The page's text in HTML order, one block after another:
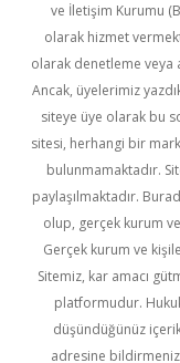
ve İletişim Kurumu
olarak hizmet
olarak denetleme veya
Ancak, üyelerimiz
siteye üye olarak bu
sitesi, herhangi bir
bulunmamaktadır.
paylaşılmaktadır.
olup, gerçek kurum
Gerçek kurum ve
Sitemiz, kar amacı
platformudur.
düşündüğünüz
adresine